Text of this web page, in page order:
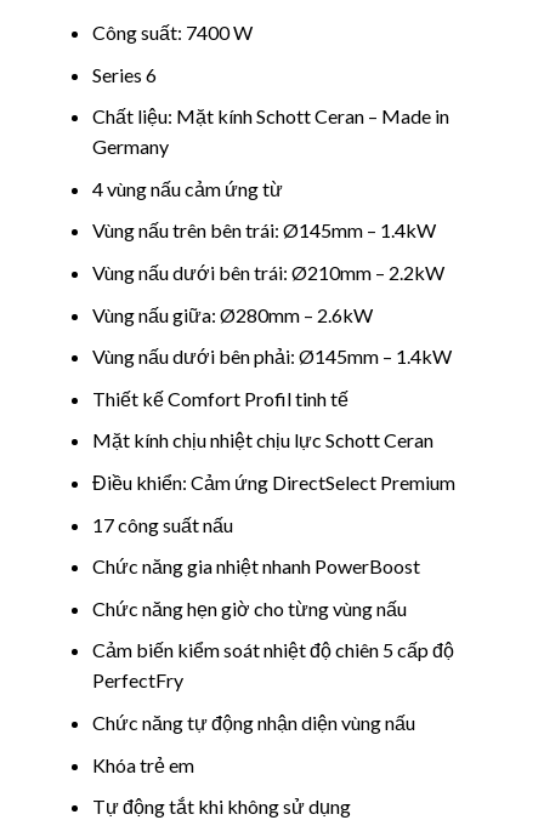
Công suất: 7400 W
Series 6
Chất liệu: Mặt kính Schott Ceran – Made in
Germany
4 vùng nấu cảm ứng từ
Vùng nấu trên bên trái: Ø145mm – 1.4kW
Vùng nấu dưới bên trái: Ø210mm – 2.2kW
Vùng nấu giữa: Ø280mm – 2.6kW
Vùng nấu dưới bên phải: Ø145mm – 1.4kW
Thiết kế Comfort Profil tinh tế
Mặt kính chịu nhiệt chịu lực Schott Ceran
Điều khiển: Cảm ứng DirectSelect Premium
17 công suất nấu
Chức năng gia nhiệt nhanh PowerBoost
Chức năng hẹn giờ cho từng vùng nấu
Cảm biến kiểm soát nhiệt độ chiên 5 cấp độ
PerfectFry
Chức năng tự động nhận diện vùng nấu
Khóa trẻ em
Tự động tắt khi không sử dụng